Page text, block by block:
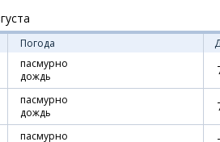
Погода
пасмурно
дождь
пасмурно
дождь
пасмурно